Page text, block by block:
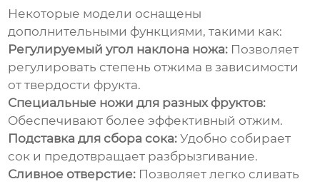
Некоторые модели оснащены
дополнительными функциями, такими как:
Регулируемый угол наклона ножа: Позволяет
регулировать степень отжима в зависимости
от твердости фрукта.
Специальные ножи для разных фруктов:
Обеспечивают более эффективный отжим.
Подставка для сбора сока: Удобно собирает
сок и предотвращает разбрызгивание.
Сливное отверстие: Позволяет легко сливать